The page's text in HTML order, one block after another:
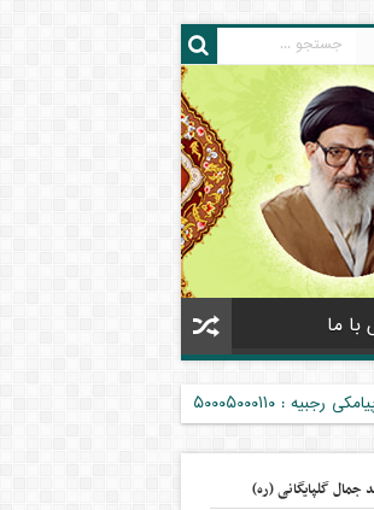
ما
رجبیه : ۵۰۰۰۵۰۰۰۱۱۰
گلپایگانی (ره)